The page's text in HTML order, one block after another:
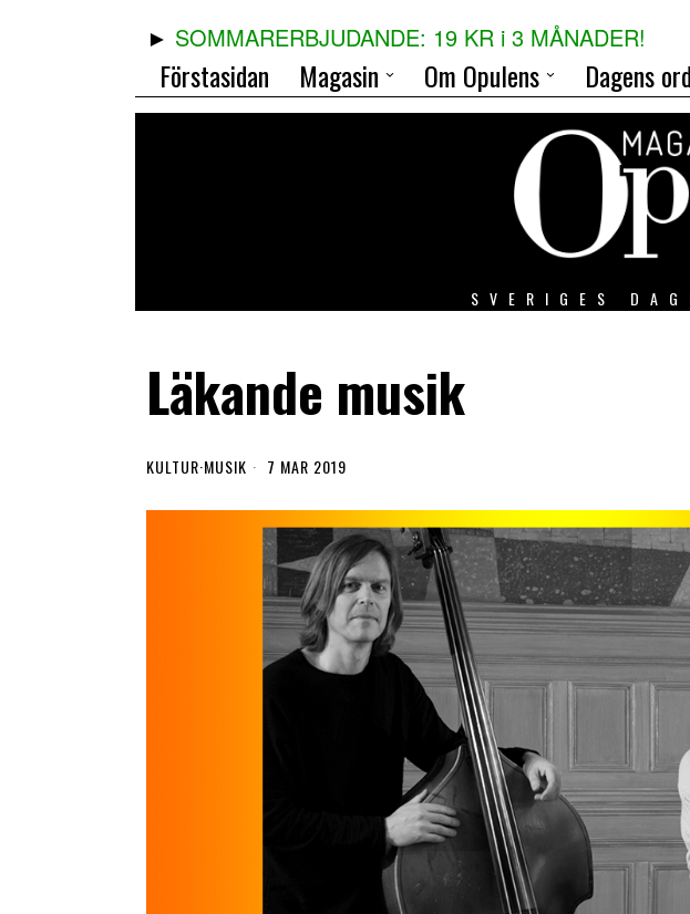
SOMMARERBJUDANDE: 19 KR i 3 MÅNADER!
Förstasidan Magasin Om Opulens Dagens
SVERIGES
Läkande musik
KULTUR·MUSIK 7 MAR 2019